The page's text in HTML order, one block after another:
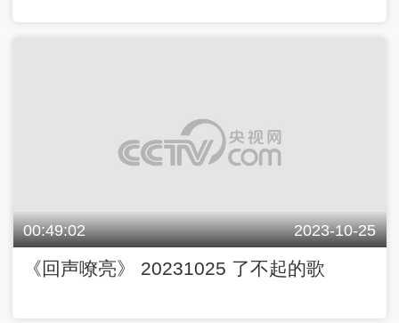
00:49:02 2023-10-25
《回声嘹亮》 20231025 了不起的歌